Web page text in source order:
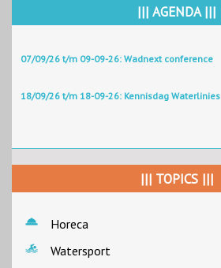
||| AGENDA |||
07/09/26 t/m 09-09-26: Wadnext conference
18/09/26 t/m 18-09-26: Kennisdag Waterlinies
||| TOPICS |||
Horeca
Watersport